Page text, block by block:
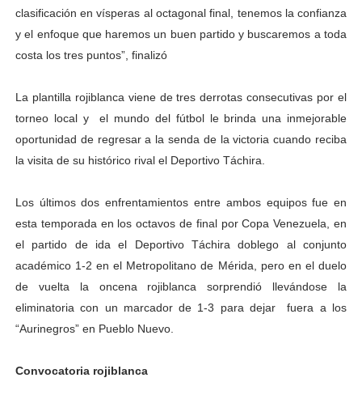
Mincomunas impulsa el autogobierno en Mérida con
Expertos inspeccionan espacios del OAN para la
clasificación en vísperas al octagonal final, tenemos la confianza
y el enfoque que haremos un buen partido y buscaremos a toda
costa los tres puntos”, finalizó
La plantilla rojiblanca viene de tres derrotas consecutivas por el
torneo local y el mundo del fútbol le brinda una inmejorable
oportunidad de regresar a la senda de la victoria cuando reciba
la visita de su histórico rival el Deportivo Táchira.
Los últimos dos enfrentamientos entre ambos equipos fue en
esta temporada en los octavos de final por Copa Venezuela, en
el partido de ida el Deportivo Táchira doblego al conjunto
académico 1-2 en el Metropolitano de Mérida, pero en el duelo
de vuelta la oncena rojiblanca sorprendió llevándose la
eliminatoria con un marcador de 1-3 para dejar fuera a los
“Aurinegros” en Pueblo Nuevo.
Convocatoria rojiblanca